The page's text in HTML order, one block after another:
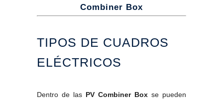
Combiner Box
TIPOS DE CUADROS
ELÉCTRICOS
Dentro de las PV Combiner Box se pueden